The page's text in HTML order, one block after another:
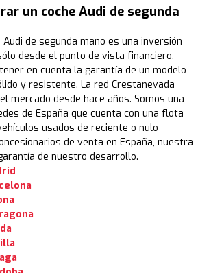
un coche Audi de segunda
de segunda mano es una inversión
desde el punto de vista financiero.
en cuenta la garantía de un modelo
y resistente. La red Crestanevada
mercado desde hace años. Somos una
de España que cuenta con una flota
usados de reciente o nulo
de venta en España, nuestra
de nuestro desarrollo.